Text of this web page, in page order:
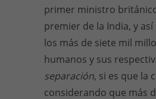
primer ministro
premier de la India, y
los más de siete mil
humanos y sus
separación, si es que la
considerando que más